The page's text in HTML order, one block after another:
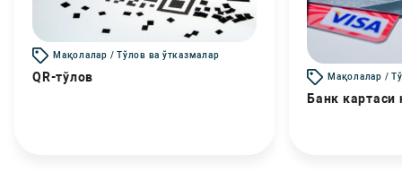
Мақолалар / Тўлов ва ўтказмалар
QR-тўлов Мақолалар /
Банк картаси